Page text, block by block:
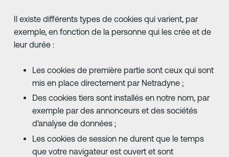
Il existe différents types de cookies qui varient, par
exemple, en fonction de la personne qui les crée et de
leur durée :
Les cookies de première partie sont ceux qui sont
mis en place directement par Netradyne ;
Des cookies tiers sont installés en notre nom, par
exemple par des annonceurs et des sociétés
d'analyse de données ;
Les cookies de session ne durent que le temps
que votre navigateur est ouvert et sont